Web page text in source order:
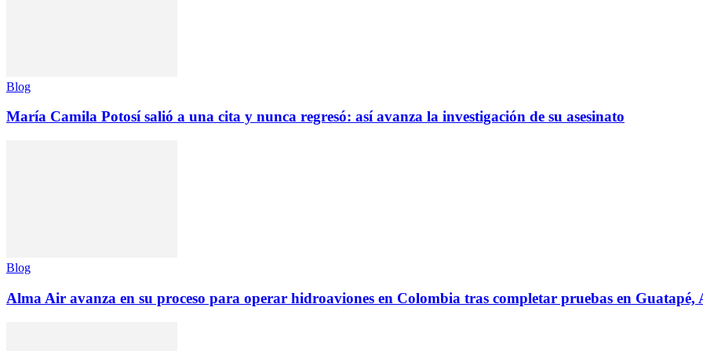
Blog
María Camila Potosí salió a una cita y nunca regresó: así avanza la investigación de su asesinato
Blog
Alma Air avanza en su proceso para operar hidroaviones en Colombia tras completar pruebas en Guatapé,